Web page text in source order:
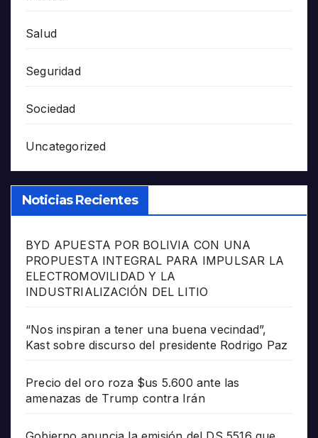
Salud
Seguridad
Sociedad
Uncategorized
Noticias Recientes
BYD APUESTA POR BOLIVIA CON UNA
PROPUESTA INTEGRAL PARA IMPULSAR LA
ELECTROMOVILIDAD Y LA
INDUSTRIALIZACIÓN DEL LITIO
“Nos inspiran a tener una buena vecindad”,
Kast sobre discurso del presidente Rodrigo Paz
Precio del oro roza $us 5.600 ante las
amenazas de Trump contra Irán